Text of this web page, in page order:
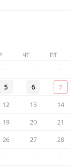
ЧТ ПТ
· · ·
5 6 7
12 13 14
19 20 21
26 27 28
· · ·